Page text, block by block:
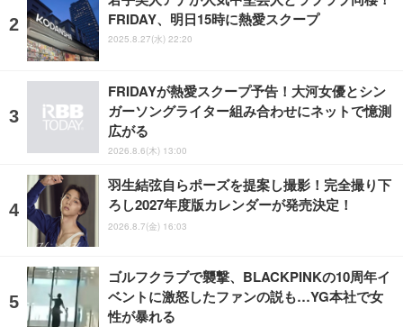
FRIDAY、明日15時に熱愛スクープ
2025.8.27(水) 22:20
FRIDAYが熱愛スクープ予告！大河女優とシン
ガーソングライター組み合わせにネットで憶測
広がる
2026.8.6(木) 13:00
羽生結弦自らポーズを提案し撮影！完全撮り下
ろし2027年度版カレンダーが発売決定！
2026.8.7(金) 16:03
ゴルフクラブで襲撃、BLACKPINKの10周年イ
ベントに激怒したファンの説も…YG本社で女
性が暴れる